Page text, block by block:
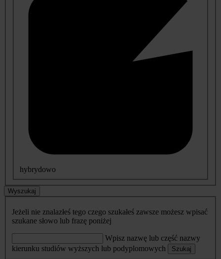
hybrydowo
Wyszukaj
Jeżeli nie znalazłeś tego czego szukałeś zawsze możesz wpisać
szukane słowo lub frazę poniżej
Wpisz nazwę lub część nazwy
kierunku studiów wyższych lub podyplomowych
Szukaj